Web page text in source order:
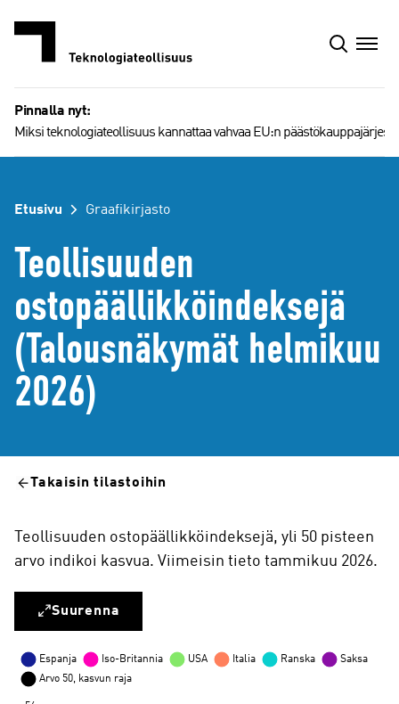
Pinnalla nyt:
Miksi teknologiateollisuus kannattaa vahvaa EU:n
Etusivu Graafikirjasto
Teollisuuden
ostopäällikköindeksejä
(Talousnäkymät helmikuu
2026)
Takaisin tilastoihin
Teollisuuden ostopäällikköindeksejä, yli 50 pisteen
arvo indikoi kasvua. Viimeisin tieto tammikuu 2026.
Suurenna